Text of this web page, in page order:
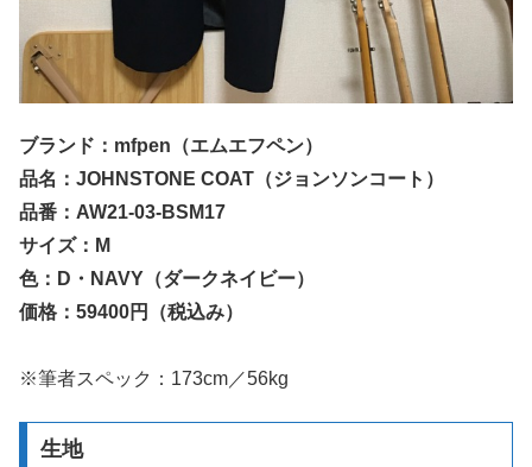
ブランド： mfpen（エムエフペン）
品名：JOHNSTONE COAT（ジョンソンコート）
品番：AW21-03-BSM17
サイズ：M
色：D・NAVY（ダークネイビー）
価格：59400円（税込み）
※筆者スペック：173cm／56kg
生地